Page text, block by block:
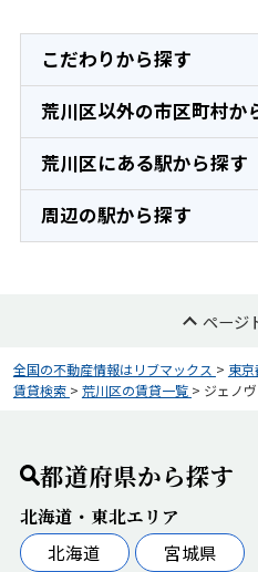
こだわりから探す
荒川区以外の市区町村か
荒川区にある駅から探す
周辺の駅から探す
ページ
全国の不動産情報はリブマックス > 東
賃貸検索 > 荒川区の賃貸一覧 > ジェノ
都道府県から探す
北海道・東北エリア
北海道
宮城県